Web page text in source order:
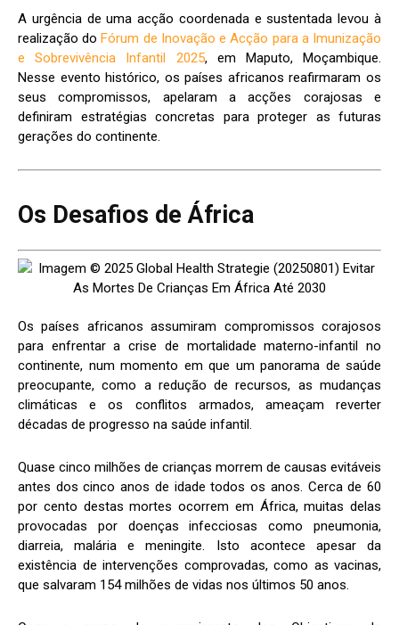
A urgência de uma acção coordenada e sustentada levou à
realização doFórum de Inovação e Acção para a Imunização
e Sobrevivência Infantil 2025, em Maputo, Moçambique.
Nesse evento histórico, os países africanos reafirmaram os
seus compromissos, apelaram a acções corajosas e
definiram estratégias concretas para proteger as futuras
gerações do continente.
Os Desafios de África
Os países africanos assumiram compromissos corajosos
para enfrentar a crise de mortalidade materno-infantil no
continente, num momento em que um panorama de saúde
preocupante, como a redução de recursos, as mudanças
climáticas e os conflitos armados, ameaçam reverter
décadas de progresso na saúde infantil.
Quase cinco milhões de crianças morrem de causas evitáveis
antes dos cinco anos de idade todos os anos. Cerca de 60
por cento destas mortes ocorrem em África, muitas delas
provocadas por doenças infecciosas como pneumonia,
diarreia, malária e meningite. Isto acontece apesar da
existência de intervenções comprovadas, como as vacinas,
que salvaram 154 milhões de vidas nos últimos 50 anos.